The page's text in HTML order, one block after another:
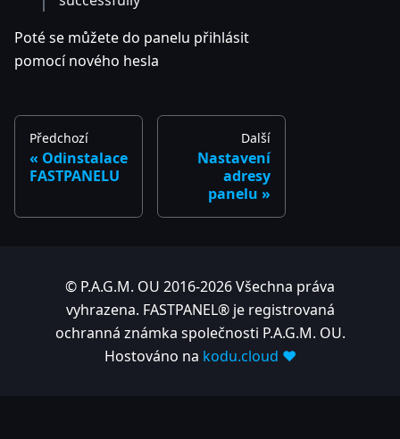
Poté se můžete do panelu přihlásit
pomocí nového hesla
Předchozí
Odinstalace
FASTPANELU
Další
Nastavení
adresy
panelu
© P.A.G.M. OU 2016-2026 Všechna práva
vyhrazena. FASTPANEL® je registrovaná
ochranná známka společnosti P.A.G.M. OU.
Hostováno na kodu.cloud ❤️